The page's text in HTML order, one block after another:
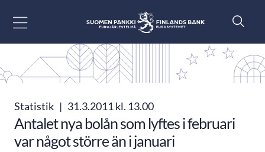
Statistik | 31.3.2011 kl. 13.00
Antalet nya bolån som lyftes i februari
var något större än i januari